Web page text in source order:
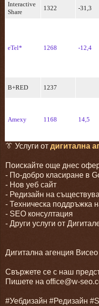
Interactive
Share
1322 -31,3
eTel* 1268 -12,4
B+RED 1237
Amexy 1168 14,5
👔 Услуги от дигитална
Поискайте още днес
- По-добро класиране в
- Нов уеб сайт
- Редизайн на
- Техническа поддръжка
- SEO консултация
- Други услуги от
Дигитална агенция Висео
Свържете се с наш
Пишете на office@w-
#Уебдизайн #Редизайн